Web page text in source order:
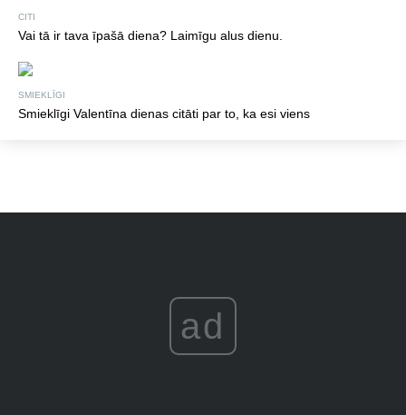
CITI
Vai tā ir tava īpašā diena? Laimīgu alus dienu.
SMIEKLĪGI
Smieklīgi Valentīna dienas citāti par to, ka esi viens
ad